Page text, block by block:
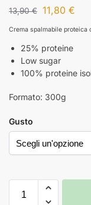
13,90€ 11,80 €
Crema spalmabile proteica
25% proteine
Low sugar
100% proteine
Formato: 300g
Gusto